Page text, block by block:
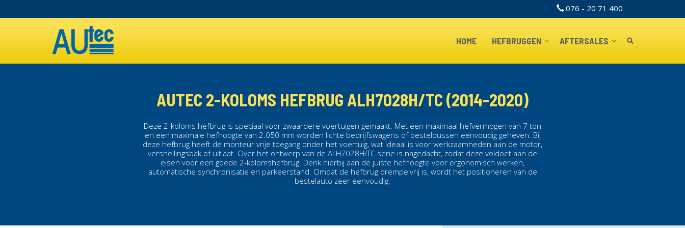
TOPBAR
076 - 20 71 400
MAIN
NAVIGATION
HOME HEFBRUGGEN AFTERSALES
AUTEC 2-KOLOMS HEFBRUG ALH7028H/TC (2014-2020)
Deze 2-koloms hefbrug is speciaal voor zwaardere voertuigen gemaakt. Met een maximaal hefvermogen van 7 ton
en een maximale hefhoogte van 2.050 mm worden lichte bedrijfswagens of bestelbussen eenvoudig geheven. Bij
deze hefbrug heeft de monteur vrije toegang onder het voertuig, wat ideaal is voor werkzaamheden aan de motor,
versnellingsbak of uitlaat. Over het ontwerp van de ALH7028H/TC serie is nagedacht, zodat deze voldoet aan de
eisen voor een goede 2-kolomshefbrug. Denk hierbij aan de juiste hefhoogte voor ergonomisch werken,
automatische synchronisatie en parkeerstand. Omdat de hefbrugdrempelvrij is, wordt het positioneren van de
bestelauto zeer eenvoudig.